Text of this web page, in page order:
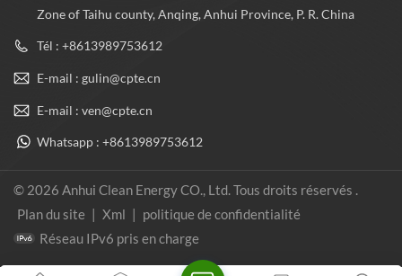
Zone of Taihu county, Anqing, Anhui Province, P. R. China
Tél : +8613989753612
E-mail : gulin@cpte.cn
E-mail : ven@cpte.cn
Whatsapp : +8613989753612
© 2026 Anhui Clean Energy CO., Ltd. Tous droits réservés .
Plan du site | Xml | politique de confidentialité
Réseau IPv6 pris en charge